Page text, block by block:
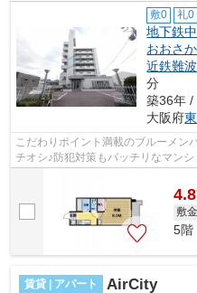
敷0 礼0
地下鉄
おおさ
近鉄難
分
築36年 /
大阪府
こだわりポイント満載のブルーメン
チオシ♪防犯対策もバッチリなマン
4.8
敷金
5階
賃貸 | アパート AirCity